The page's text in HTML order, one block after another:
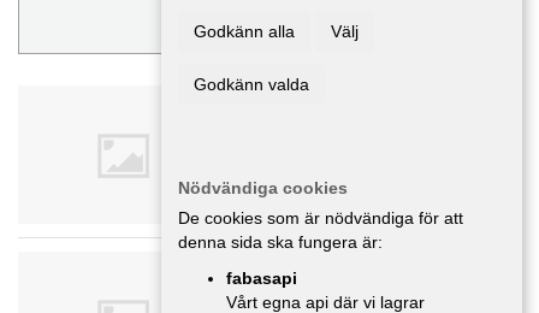
UPPDATERA FILTER
Reservdelsbilar med
Delar/Tillbehör ,Värmland
Godkänn alla Välj
Godkänn valda
Nödvändiga cookies
De cookies som är nödvändiga för att
denna sida ska fungera är:
fabasapi
Vårt egna api där vi lagrar